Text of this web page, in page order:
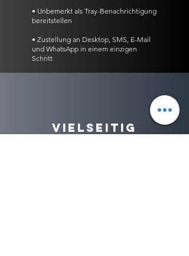
• Unbemerkt als Tray-Benachrichtigung
bereitstellen
• Zustellung an Desktop, SMS, E-Mail
und WhatsApp in einem einzigen
Schritt
VIELSEITIG